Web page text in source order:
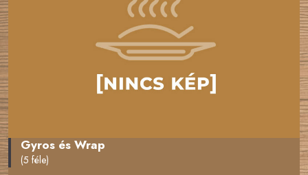
Gyros és Wrap
(5 féle)